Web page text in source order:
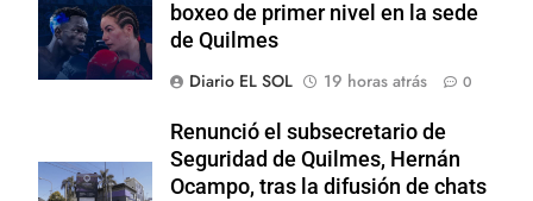
boxeo de primer nivel en la sede
de Quilmes
Diario EL SOL
19 horas atrás 0
Renunció el subsecretario de
Seguridad de Quilmes, Hernán
Ocampo, tras la difusión de chats